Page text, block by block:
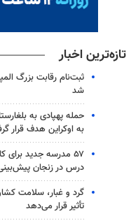
تازه‌ترین اخبار
شد
حمله پهپادی به
به اوکراین هدف قرار
۵۷ مدرسه جدید
درس در زنجان
گرد و غبار، سلامت
تأثیر قرار می‌دهد